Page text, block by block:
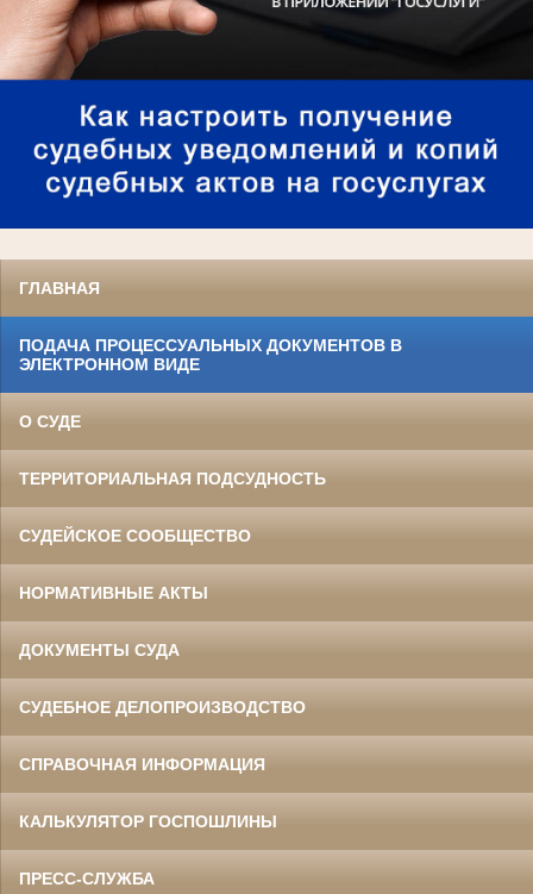
ГЛАВНАЯ
ПОДАЧА ПРОЦЕССУАЛЬНЫХ ДОКУМЕНТОВ В
ЭЛЕКТРОННОМ ВИДЕ
О СУДЕ
ТЕРРИТОРИАЛЬНАЯ ПОДСУДНОСТЬ
СУДЕЙСКОЕ СООБЩЕСТВО
НОРМАТИВНЫЕ АКТЫ
ДОКУМЕНТЫ СУДА
СУДЕБНОЕ ДЕЛОПРОИЗВОДСТВО
СПРАВОЧНАЯ ИНФОРМАЦИЯ
КАЛЬКУЛЯТОР ГОСПОШЛИНЫ
ПРЕСС-СЛУЖБА